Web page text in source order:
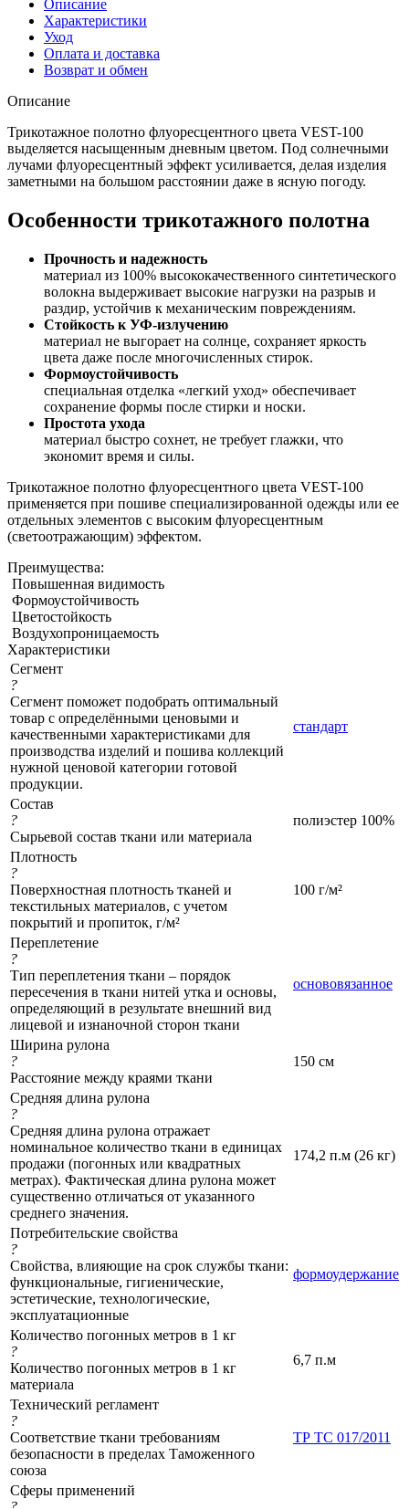
Описание
Характеристики
Уход
Оплата и доставка
Возврат и обмен
Описание
Трикотажное полотно флуоресцентного цвета VEST-100
выделяется насыщенным дневным цветом. Под солнечными
лучами флуоресцентный эффект усиливается, делая изделия
заметными на большом расстоянии даже в ясную погоду.
Особенности трикотажного полотна
Прочность и надежность
материал из 100% высококачественного синтетического
волокна выдерживает высокие нагрузки на разрыв и
раздир, устойчив к механическим повреждениям.
Стойкость к УФ-излучению
материал не выгорает на солнце, сохраняет яркость
цвета даже после многочисленных стирок.
Формоустойчивость
специальная отделка «легкий уход» обеспечивает
сохранение формы после стирки и носки.
Простота ухода
материал быстро сохнет, не требует глажки, что
экономит время и силы.
Трикотажное полотно флуоресцентного цвета VEST-100
применяется при пошиве специализированной одежды или ее
отдельных элементов с высоким флуоресцентным
(светоотражающим) эффектом.
Преимущества:
Повышенная видимость
Формоустойчивость
Цветостойкость
Воздухопроницаемость
Характеристики
Сегмент
?
Сегмент поможет подобрать оптимальный
товар с определёнными ценовыми и
качественными характеристиками для
производства изделий и пошива коллекций
нужной ценовой категории готовой
продукции.
стандарт
Состав
?
Сырьевой состав ткани или материала
полиэстер 100%
Плотность
?
Поверхностная плотность тканей и
текстильных материалов, с учетом
покрытий и пропиток, г/м²
100 г/м²
Переплетение
?
Тип переплетения ткани – порядок
пересечения в ткани нитей утка и основы,
определяющий в результате внешний вид
лицевой и изнаночной сторон ткани
основовязанное
Ширина рулона
?
Расстояние между краями ткани
150 см
Средняя длина рулона
?
Средняя длина рулона отражает
номинальное количество ткани в единицах
продажи (погонных или квадратных
метрах). Фактическая длина рулона может
существенно отличаться от указанного
среднего значения.
174,2 п.м (26 кг)
Потребительские свойства
?
Свойства, влияющие на срок службы ткани:
функциональные, гигиенические,
эстетические, технологические,
эксплуатационные
формоудержание
Количество погонных метров в 1 кг
?
Количество погонных метров в 1 кг
материала
6,7 п.м
Технический регламент
?
Соответствие ткани требованиям
безопасности в пределах Таможенного
союза
ТР ТС 017/2011
Сферы применений